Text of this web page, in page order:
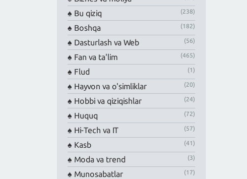
Bu qiziq (238)
Boshqa (182)
Dasturlash va Web (56)
Fan va ta'lim (465)
Flud (1)
Hayvon va o'simliklar (20)
Hobbi va qiziqishlar (24)
Huquq (72)
Hi-Tech va IT (57)
Kasb (41)
Moda va trend (3)
Munosabatlar (17)